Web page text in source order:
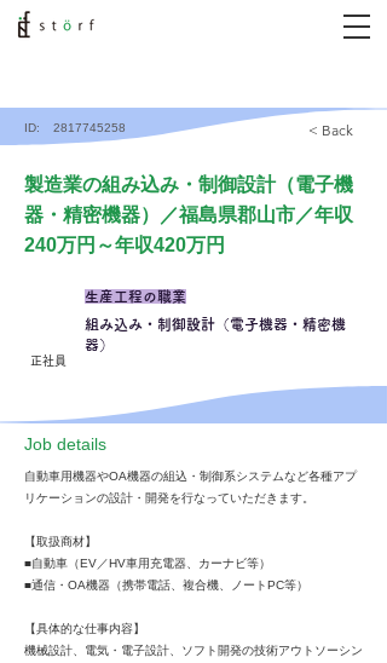
ID: 2817745258 < Back
製造業の組み込み・制御設計（電子機
器・精密機器）／福島県郡山市／年収
240万円～年収420万円
正社員
生産工程の職業
組み込み・制御設計（電子機器・精密機
器）
​Job details
自動車用機器やOA機器の組込・制御系システムなど各種アプ
リケーションの設計・開発を行なっていただきます。
【取扱商材】
■自動車（EV／HV車用充電器、カーナビ等）
■通信・OA機器（携帯電話、複合機、ノートPC等）
【具体的な仕事内容】
機械設計、電気・電子設計、ソフト開発の技術アウトソーシン